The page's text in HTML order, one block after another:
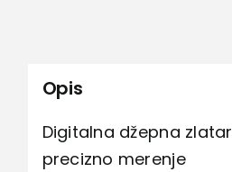
Opis
Digitalna džepna
precizno merenje